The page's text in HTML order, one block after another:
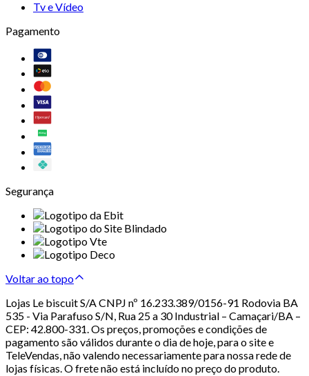
Tv e Vídeo
Pagamento
Segurança
Voltar ao topo
Lojas Le biscuit S/A CNPJ nº 16.233.389/0156-91 Rodovia BA
535 - Via Parafuso S/N, Rua 25 a 30 Industrial – Camaçari/BA –
CEP: 42.800-331. Os preços, promoções e condições de
pagamento são válidos durante o dia de hoje, para o site e
TeleVendas, não valendo necessariamente para nossa rede de
lojas físicas. O frete não está incluído no preço do produto.